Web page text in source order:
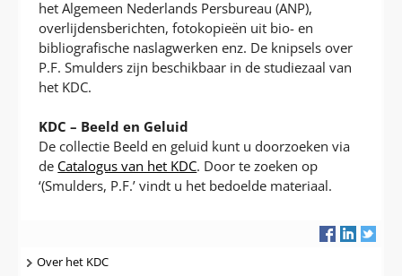
het Algemeen Nederlands Persbureau (ANP),
overlijdensberichten, fotokopieën uit bio- en
bibliografische naslagwerken enz. De knipsels over
P.F. Smulders zijn beschikbaar in de studiezaal van
het KDC.
KDC – Beeld en Geluid
De collectie Beeld en geluid kunt u doorzoeken via
de Catalogus van het KDC. Door te zoeken op
‘(Smulders, P.F.’ vindt u het bedoelde materiaal.
Navigatie
Over het KDC